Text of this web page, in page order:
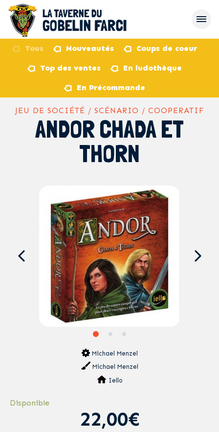
Tous Nouveautés Coups de coeur
Top des ventes En ludothèque
En Précommande
JEU DE SOCIÉTÉ / SCÉNARIO / COOPERATIF
ANDOR CHADA ET
THORN
Michael Menzel
Michael Menzel
Iello
Disponible
22,00€